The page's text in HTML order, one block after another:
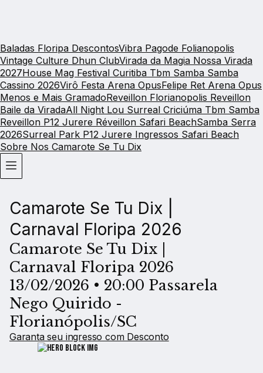
Baladas Floripa DescontosVibra Pagode Folianopolis
Vintage Culture Dhun ClubVirada da Magia Nossa Virada
2027House Mag Festival Curitiba Tbm Samba Samba
Cassino 2026Virô Festa Arena OpusFelipe Ret Arena Opus
Menos e Mais GramadoReveillon Florianopolis Reveillon
Baile da ViradaAll Night Lou Surreal Criciúma Tbm Samba
Reveillon P12 Jurere Réveillon Safari BeachSamba Serra
2026Surreal Park P12 Jurere Ingressos Safari Beach
Sobre Nos Camarote Se Tu Dix
Camarote Se Tu Dix |
Carnaval Floripa 2026
Camarote Se Tu Dix |
Carnaval Floripa 2026
13/02/2026 • 20:00 Passarela
Nego Quirido -
Florianópolis/SC
Garanta seu ingresso com Desconto